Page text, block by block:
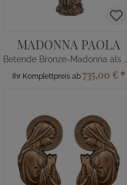
MADONNA PAOLA
Betende Bronze-Madonna als Wandfigur
Ihr Komplettpreis ab 735,00 € *